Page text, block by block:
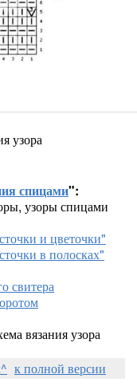
узора
спицами":
узоры спицами
и цветочки"
в полосках"
свитера
вязания узора
к полной версии